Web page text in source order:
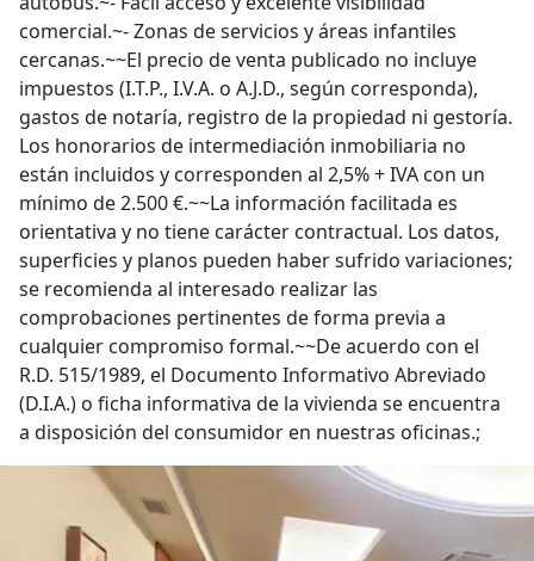
comercial.~- Zonas de servicios y áreas infantiles
cercanas.~~El precio de venta publicado no incluye
impuestos (I.T.P., I.V.A. o A.J.D., según corresponda),
gastos de notaría, registro de la propiedad ni gestoría.
Los honorarios de intermediación inmobiliaria no
están incluidos y corresponden al 2,5% + IVA con un
mínimo de 2.500 €.~~La información facilitada es
orientativa y no tiene carácter contractual. Los datos,
superficies y planos pueden haber sufrido variaciones;
se recomienda al interesado realizar las
comprobaciones pertinentes de forma previa a
cualquier compromiso formal.~~De acuerdo con el
R.D. 515/1989, el Documento Informativo Abreviado
(D.I.A.) o ficha informativa de la vivienda se encuentra
a disposición del consumidor en nuestras oficinas.;